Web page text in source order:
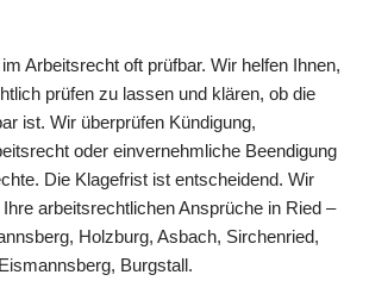
Arbeitsrecht oft prüfbar. Wir helfen Ihnen,
prüfen zu lassen und klären, ob die
ist. Wir überprüfen Kündigung,
oder einvernehmliche Beendigung
Die Klagefrist ist entscheidend. Wir
arbeitsrechtlichen Ansprüche in Ried –
Holzburg, Asbach, Sirchenried,
Burgstall.